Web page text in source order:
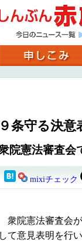
９条守る決意
院憲法審査会
mixiチェック
衆院憲法審査会
して意見表明を行